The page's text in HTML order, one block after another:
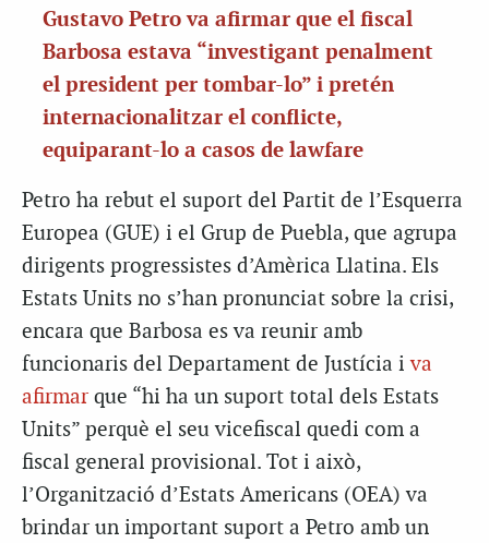
Gustavo Petro va afirmar que el fiscal
Barbosa estava “investigant penalment
el president per tombar-lo” i pretén
internacionalitzar el conflicte,
equiparant-lo a casos de lawfare
Petro ha rebut el suport del Partit de l’Esquerra
Europea (GUE) i el Grup de Puebla, que agrupa
dirigents progressistes d’Amèrica Llatina. Els
Estats Units no s’han pronunciat sobre la crisi,
encara que Barbosa es va reunir amb
funcionaris del Departament de Justícia iva
afirmar que “hi ha un suport total dels Estats
Units” perquè el seu vicefiscal quedi com a
fiscal general provisional. Tot i això,
l’Organització d’Estats Americans (OEA) va
brindar un important suport a Petro amb un